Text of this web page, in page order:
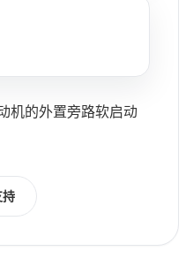
机的外置旁路软启动
持